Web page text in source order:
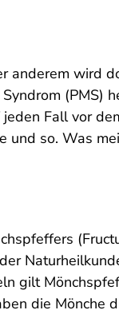
anderem wird
(PMS)
Fall vor
und so. Was
(
gilt
die Mönche